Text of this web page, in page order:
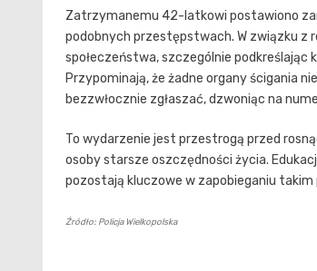
Zatrzymanemu 42-latkowi postawiono
podobnych przestępstwach. W związku z
społeczeństwa, szczególnie
Przypominają, że żadne organy ścigania
bezzwłocznie zgłaszać, dzwoniąc na
To wydarzenie jest przestrogą przed
osoby starsze oszczędności życia.
pozostają kluczowe w zapobieganiu takim
Źródło: Policja Wielkopolska